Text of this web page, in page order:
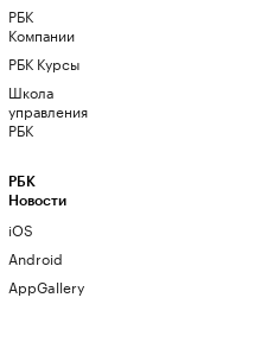
РБК
Компании
РБК Курсы
Школа
управления
РБК
РБК
Новости
iOS
Android
AppGallery